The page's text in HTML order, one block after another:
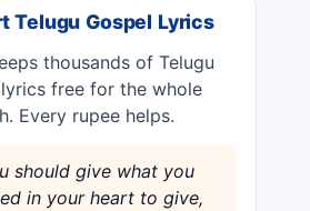
Telugu Gospel Lyrics
thousands of Telugu
free for the whole
Every rupee helps.
should give what you
in your heart to give,